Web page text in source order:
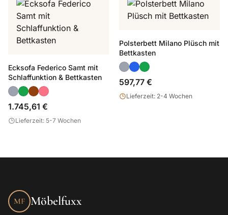
Ecksofa Federico Samt mit
Schlaffunktion & Bettkasten
1.745,61 €
Lieferzeit: 5-7 Wochen
Polsterbett Milano Plüsch mit
Bettkasten
597,77 €
Lieferzeit: 2-4 Wochen
MF Möbelfuxx